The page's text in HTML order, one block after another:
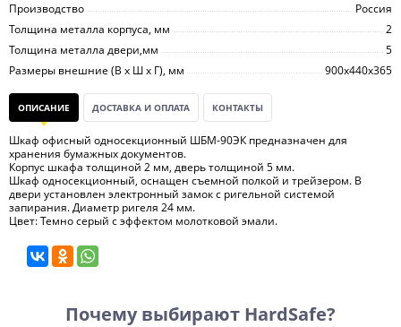
Производство
Россия
Толщина металла корпуса, мм
2
Толщина металла двери,мм
5
Размеры внешние (В х Ш х Г), мм
900х440х365
ОПИСАНИЕ ДОСТАВКА И ОПЛАТА КОНТАКТЫ
Шкаф офисный односекционный ШБМ-90ЭК предназначен для
хранения бумажных документов.
Корпус шкафа толщиной 2 мм, дверь толщиной 5 мм.
Шкаф односекционный, оснащен съемной полкой и трейзером. В
двери установлен электронный замок с ригельной системой
запирания. Диаметр ригеля 24 мм.
Цвет: Темно серый с эффектом молотковой эмали.
Почему выбирают HardSafe?